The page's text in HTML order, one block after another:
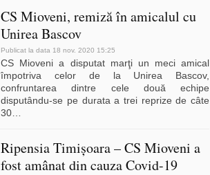
CS Mioveni, remiză în amicalul cu
Unirea Bascov
Publicat la data 18 nov. 2020 15:25
CS Mioveni a disputat marţi un meci amical
împotriva celor de la Unirea Bascov,
confruntarea dintre cele două echipe
disputându-se pe durata a trei reprize de câte
30
Ripensia Timişoara – CS Mioveni a
fost amânat din cauza Covid-19